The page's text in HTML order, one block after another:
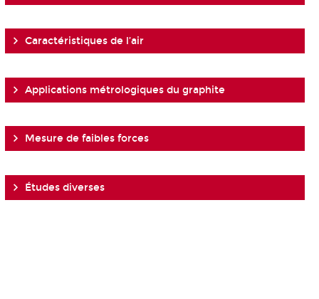
Caractéristiques de l’air
Applications métrologiques du graphite
Mesure de faibles forces
Études diverses